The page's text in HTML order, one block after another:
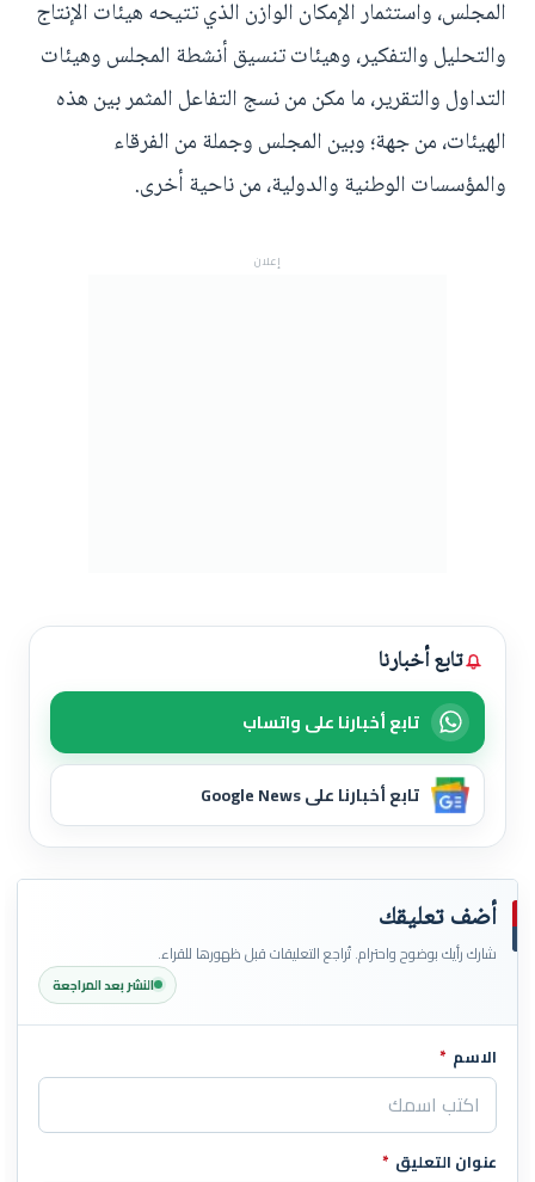
المجلس، واستثمار الإمكان الوازن الذي تتيحه هيئات الإنتاج
والتحليل والتفكير، وهيئات تنسيق أنشطة المجلس وهيئات
التداول والتقرير، ما مكن من نسج التفاعل المثمر بين هذه
الهيئات، من جهة؛ وبين المجلس وجملة من الفرقاء
والمؤسسات الوطنية والدولية، من ناحية أخرى.
إعلان
تابع أخبارنا
تابع أخبارنا على واتساب
تابع أخبارنا على Google News
أضف تعليقك
شارك رأيك بوضوح واحترام. تُراجع التعليقات قبل ظهورها للقراء.
النشر بعد المراجعة
اترك هذا الحقل فارغاً
الاسم *
عنوان التعليق *